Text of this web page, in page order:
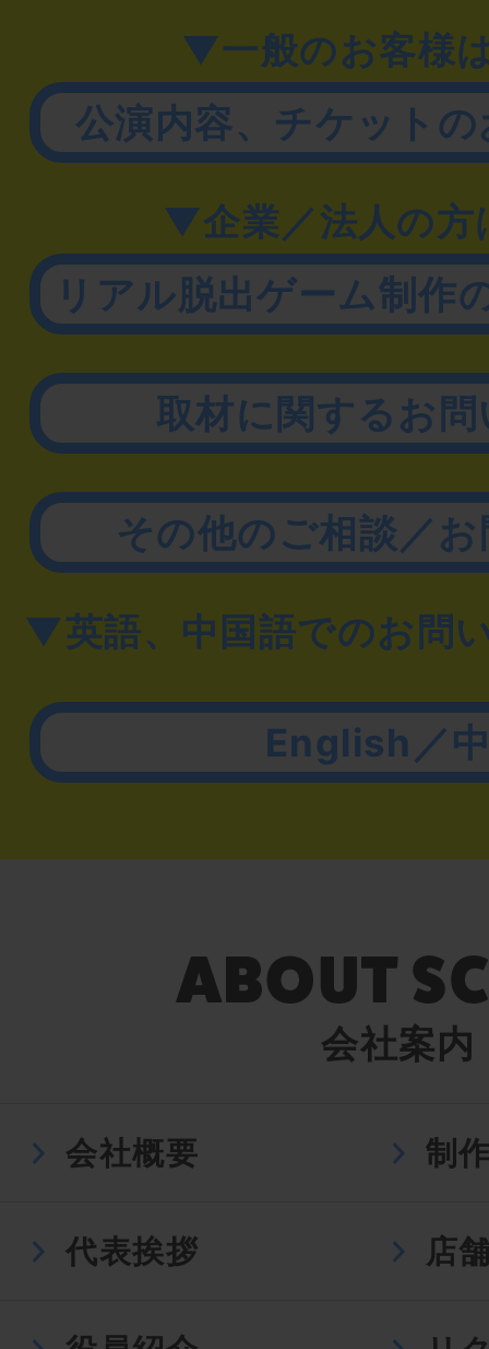
▼一般のお客様
公演内容、チケット
▼企業／法人の方
リアル脱出ゲーム制作
取材に関するお
その他のご相談／
▼英語、中国語でのお問
English／
会社案内
会社概要 制
代表挨拶 店